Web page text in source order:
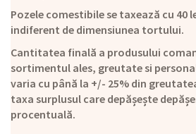
Pozele comestibile se taxează cu 40
indiferent de dimensiunea tortului.
Cantitatea finală a produsului
sortimentul ales, greutate si
varia cu până la +/- 25% din
taxa surplusul care depășește
procentuală.